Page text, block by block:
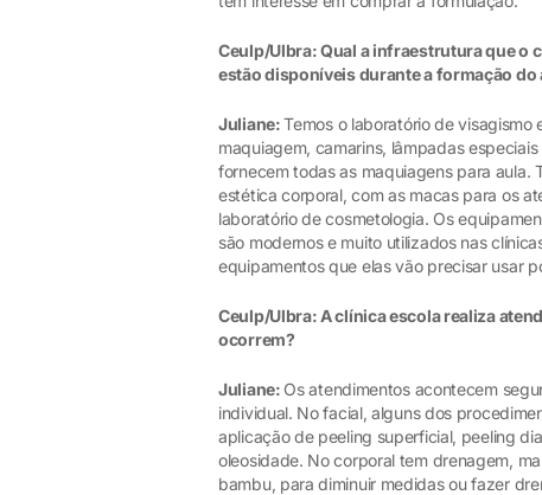
Ceulp/Ulbra: Qual a infraestrutura que o
estão disponíveis durante a formação do
Juliane:Temos o laboratório de
maquiagem, camarins, lâmpadas
fornecem todas as maquiagens para aula.
estética corporal, com as macas para os
laboratório de cosmetologia. Os
são modernos e muito utilizados nas
equipamentos que elas vão precisar usar
Ceulp/Ulbra: A clínica escola realiza
ocorrem?
Juliane: Os atendimentos acontecem
individual. No facial, alguns dos
aplicação de peeling superficial, peeling
oleosidade. No corporal tem drenagem,
bambu, para diminuir medidas ou fazer